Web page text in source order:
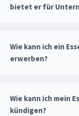
bietet er für
Wie kann ich ein
erwerben?
Wie kann ich mein
kündigen?